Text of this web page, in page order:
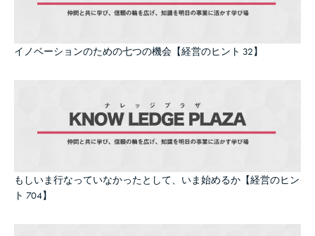
イノベーションのための七つの機会【経営のヒント 32】
もしいま行なっていなかったとして、いま始めるか【経営のヒン
ト 704】